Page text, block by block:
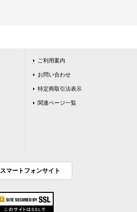
ご利用案内
お問い合わせ
特定商取引法表示
関連ページ一覧
スマートフォンサイト